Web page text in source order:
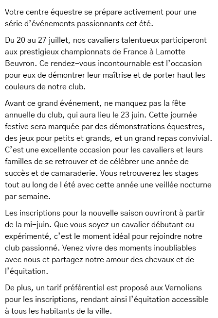
Votre centre équestre se prépare activement pour une
série d’événements passionnants cet été.
Du 20 au 27 juillet, nos cavaliers talentueux participeront
aux prestigieux championnats de France à Lamotte
Beuvron. Ce rendez-vous incontournable est l’occasion
pour eux de démontrer leur maîtrise et de porter haut les
couleurs de notre club.
Avant ce grand événement, ne manquez pas la fête
annuelle du club, qui aura lieu le 23 juin. Cette journée
festive sera marquée par des démonstrations équestres,
des jeux pour petits et grands, et un grand repas convivial.
C’est une excellente occasion pour les cavaliers et leurs
familles de se retrouver et de célébrer une année de
succès et de camaraderie. Vous retrouverez les stages
tout au long de l été avec cette année une veillée nocturne
par semaine.
Les inscriptions pour la nouvelle saison ouvriront à partir
de la mi-juin. Que vous soyez un cavalier débutant ou
expérimenté, c’est le moment idéal pour rejoindre notre
club passionné. Venez vivre des moments inoubliables
avec nous et partagez notre amour des chevaux et de
l’équitation.
De plus, un tarif préférentiel est proposé aux Vernoliens
pour les inscriptions, rendant ainsi l’équitation accessible
à tous les habitants de la ville.